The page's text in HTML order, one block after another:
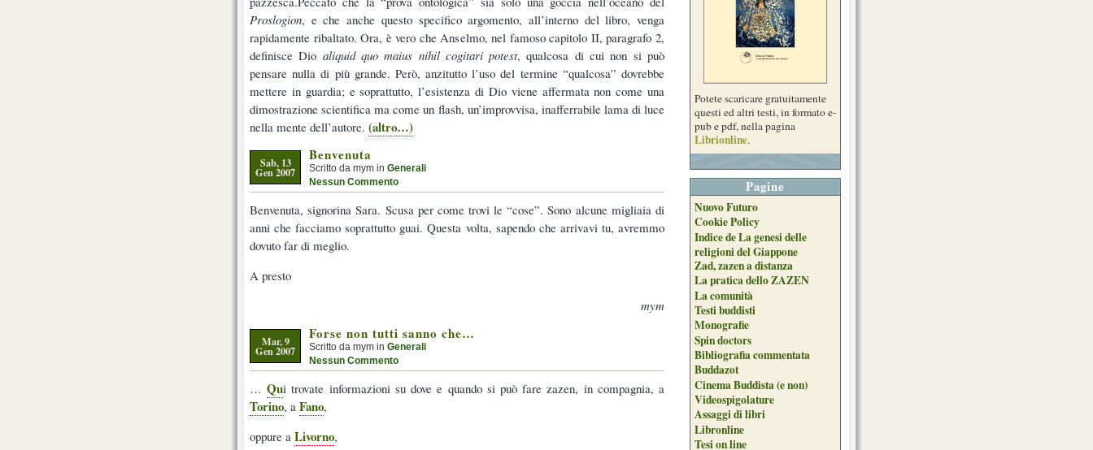
Proslogion, e che anche questo specifico argomento, all’interno del libro, venga
rapidamente ribaltato. Ora, è vero che Anselmo, nel famoso capitolo II, paragrafo 2,
definisce Dio aliquid quo maius nihil cogitari potest, qualcosa di cui non si può
pensare nulla di più grande. Però, anzitutto l’uso del termine “qualcosa” dovrebbe
mettere in guardia; e soprattutto, l’esistenza di Dio viene affermata non come una
dimostrazione scientifica ma come un flash, un’improvvisa, inafferrabile lama di luce
nella mente dell’autore. (altro…)
Sab, 13
Gen 2007
Benvenuta
Scritto da mym in Generali
Nessun Commento
Benvenuta, signorina Sara. Scusa per come trovi le “cose”. Sono alcune migliaia di
anni che facciamo soprattutto guai. Questa volta, sapendo che arrivavi tu, avremmo
dovuto far di meglio.
A presto
mym
Mar, 9
Gen 2007
Forse non tutti sanno che…
Scritto da mym in Generali
Nessun Commento
…Qui trovate informazioni su dove e quando si può fare zazen, in compagnia, a
Torino, a Fano,
oppure a Livorno,
Potete scaricare gratuitamente
questi ed altri testi, in formato e-
pub e pdf, nella pagina
Librionline.
Pagine
Nuovo Futuro
Cookie Policy
Indice de La genesi delle
religioni del Giappone
Zad, zazen a distanza
La pratica dello ZAZEN
La comunità
Testi buddisti
Monografie
Spin doctors
Bibliografia commentata
Buddazot
Cinema Buddista (e non)
Videospigolature
Assaggi di libri
Libronline
Tesi on line